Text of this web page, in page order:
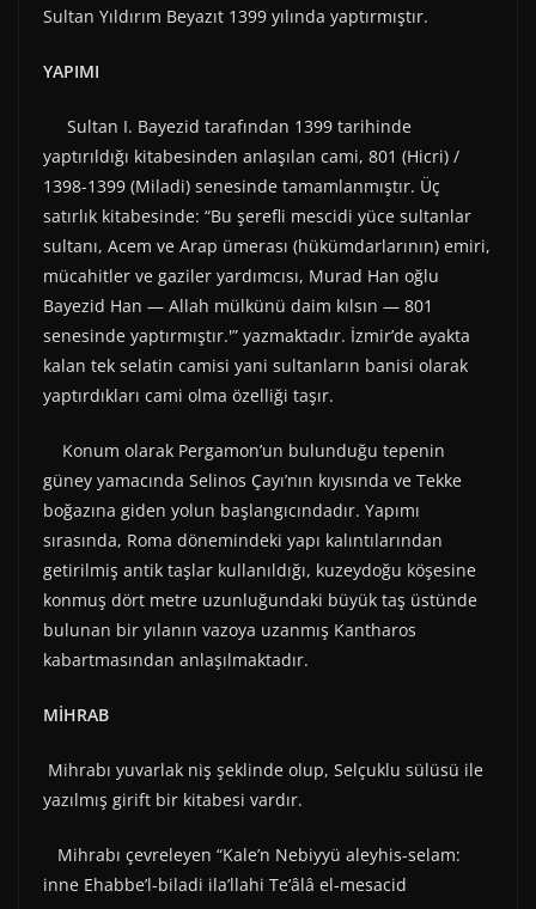
Sultan Yıldırım Beyazıt 1399 yılında yaptırmıştır.
YAPIMI
Sultan I. Bayezid tarafından 1399 tarihinde
yaptırıldığı kitabesinden anlaşılan cami, 801 (Hicri) /
1398-1399 (Miladi) senesinde tamamlanmıştır. Üç
satırlık kitabesinde: “Bu şerefli mescidi yüce sultanlar
sultanı, Acem ve Arap ümerası (hükümdarlarının) emiri,
mücahitler ve gaziler yardımcısı, Murad Han oğlu
Bayezid Han — Allah mülkünü daim kılsın — 801
senesinde yaptırmıştır.'” yazmaktadır. İzmir’de ayakta
kalan tek selatin camisi yani sultanların banisi olarak
yaptırdıkları cami olma özelliği taşır.
Konum olarak Pergamon’un bulunduğu tepenin
güney yamacında Selinos Çayı’nın kıyısında ve Tekke
boğazına giden yolun başlangıcındadır. Yapımı
sırasında, Roma dönemindeki yapı kalıntılarından
getirilmiş antik taşlar kullanıldığı, kuzeydoğu köşesine
konmuş dört metre uzunluğundaki büyük taş üstünde
bulunan bir yılanın vazoya uzanmış Kantharos
kabartmasından anlaşılmaktadır.
MİHRAB
Mihrabı yuvarlak niş şeklinde olup, Selçuklu sülüsü ile
yazılmış girift bir kitabesi vardır.
Mihrabı çevreleyen “Kale’n Nebiyyü aleyhis-selam:
inne Ehabbe’l-biladi ila’llahi Te’âlâ el-mesacid